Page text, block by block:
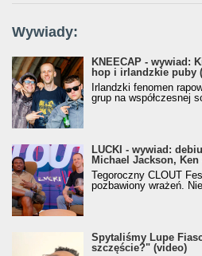
Wywiady:
KNEECAP - wywiad:
hop i irlandzkie puby
Irlandzki fenomen
grup na współczesnej
LUCKI - wywiad:
Michael Jackson,
Tegoroczny CLOUT
pozbawiony wrażeń.
Spytaliśmy Lupe
szczęście?" (video)